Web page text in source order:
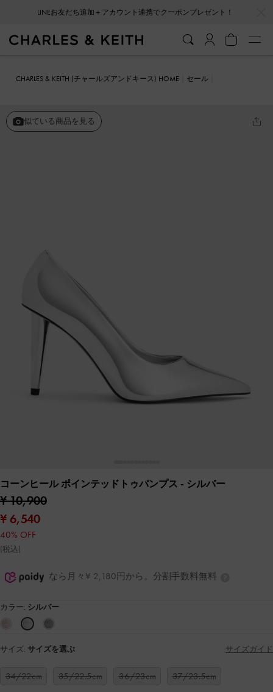
LINEお友だち追加＋アカウント連携でクーポンプレゼント！
CHARLES & KEITH (チャールズアンドキース) HOME
セール
似ている商品を見る
コーンヒール ポインテッドトゥパンプス - シルバー
¥ 10,900
¥ 6,540
40% OFF
(税込)
なら月々¥ 2,180円から。分割手数料無料
カラー: シルバー
サイズ: サイズを選ぶ サイズガイド
34/22cm 35/22.5cm 36/23cm 37/23.5cm